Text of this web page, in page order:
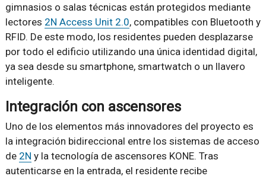
gimnasios o salas técnicas están protegidos mediante
lectores 2N Access Unit 2.0, compatibles con Bluetooth y
RFID. De este modo, los residentes pueden desplazarse
por todo el edificio utilizando una única identidad digital,
ya sea desde su smartphone, smartwatch o un llavero
inteligente.
Integración con ascensores
Uno de los elementos más innovadores del proyecto es
la integración bidireccional entre los sistemas de acceso
de 2N y la tecnología de ascensores KONE. Tras
autenticarse en la entrada, el residente recibe